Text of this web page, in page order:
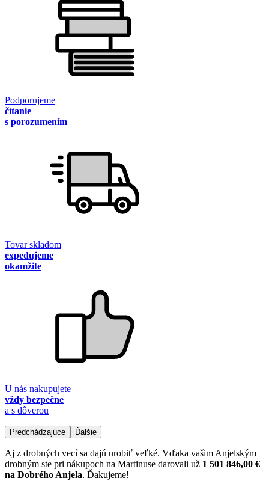
Podporujeme
čítanie
s porozumením
Tovar skladom
expedujeme
okamžite
U nás nakupujete
vždy bezpečne
a s dôverou
Predchádzajúce Ďalšie
Aj z drobných vecí sa dajú urobiť veľké. Vďaka vašim Anjelským
drobným ste pri nákupoch na Martinuse darovali už 1 501 846,00 €
na Dobrého Anjela. Ďakujeme!